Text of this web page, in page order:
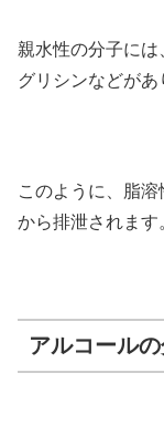
親水性の分子には
グリシンなどがあ
このように、脂
から排泄されます
アルコール